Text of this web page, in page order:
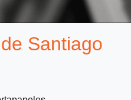
Santiago